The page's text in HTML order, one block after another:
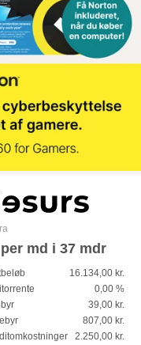
md i 37 mdr
16.134,00 kr.
0,00 %
39,00 kr.
807,00 kr.
2.250,00 kr.